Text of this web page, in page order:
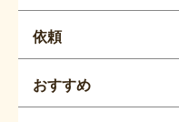
依頼
おすすめ